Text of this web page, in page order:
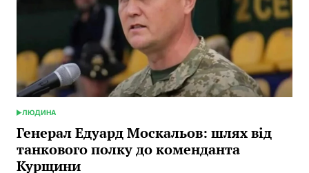
POSTED
IN
ЛЮДИНА
Генерал Едуард Москальов: шлях від
танкового полку до коменданта
Курщини